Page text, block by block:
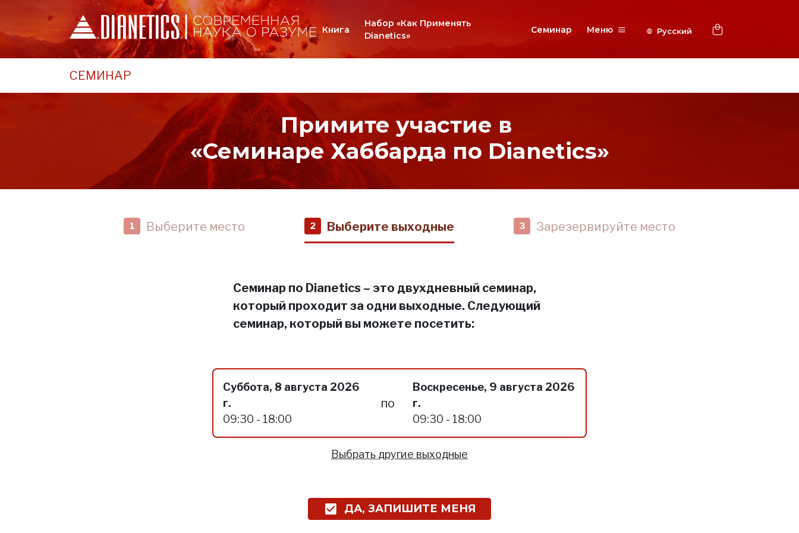
Книга
Набор «Как Применять
Dianetics»
Семинар Меню
СЕМИНАР
Примите участие в
«Семинаре Хаббарда по Dianetics»
1 Выберите место 2 Выберите выходные 3 Зарезервируйте место
Семинар по Dianetics – это двухдневный семинар,
который проходит за одни выходные. Следующий
семинар, который вы можете посетить:
Суббота, 8 августа 2026
г.
09:30 - 18:00
по
Воскресенье, 9 августа 2026
г.
09:30 - 18:00
Выбрать другие выходные
ДА, ЗАПИШИТЕ МЕНЯ